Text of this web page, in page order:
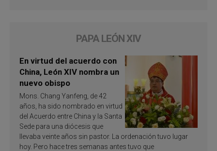
PAPA LEÓN XIV
En virtud del acuerdo con
China, León XIV nombra un
nuevo obispo
Mons. Chang Yanfeng, de 42
años, ha sido nombrado en virtud
del Acuerdo entre China y la Santa
Sede para una diócesis que
llevaba veinte años sin pastor. La ordenación tuvo lugar
hoy. Pero hace tres semanas antes tuvo que